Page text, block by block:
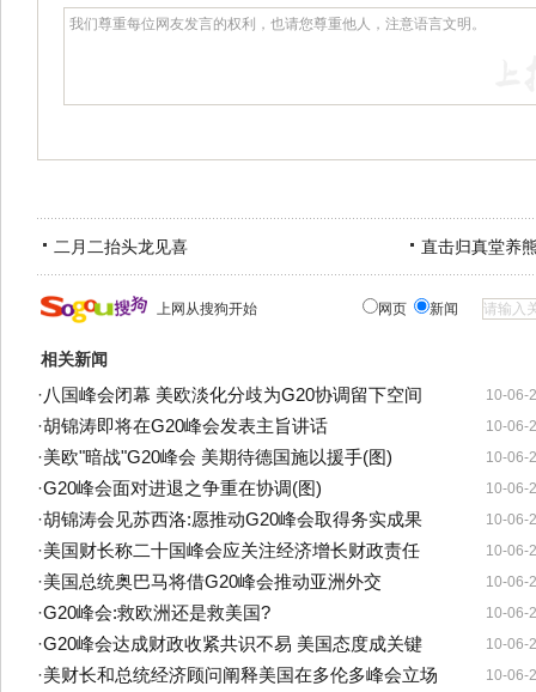
二月二抬头龙见喜 直击归真堂养
上网从搜狗开始 网页 新闻
相关新闻
10-06-
·八国峰会闭幕 美欧淡化分歧为G20协调留下空间
10-06-
·胡锦涛即将在G20峰会发表主旨讲话
10-06-
·美欧"暗战"G20峰会 美期待德国施以援手(图)
10-06-
·G20峰会面对进退之争重在协调(图)
10-06-
·胡锦涛会见苏西洛:愿推动G20峰会取得务实成果
10-06-
·美国财长称二十国峰会应关注经济增长财政责任
10-06-
·美国总统奥巴马将借G20峰会推动亚洲外交
10-06-
·G20峰会:救欧洲还是救美国?
10-06-
·G20峰会达成财政收紧共识不易 美国态度成关键
10-06-
·美财长和总统经济顾问阐释美国在多伦多峰会立场